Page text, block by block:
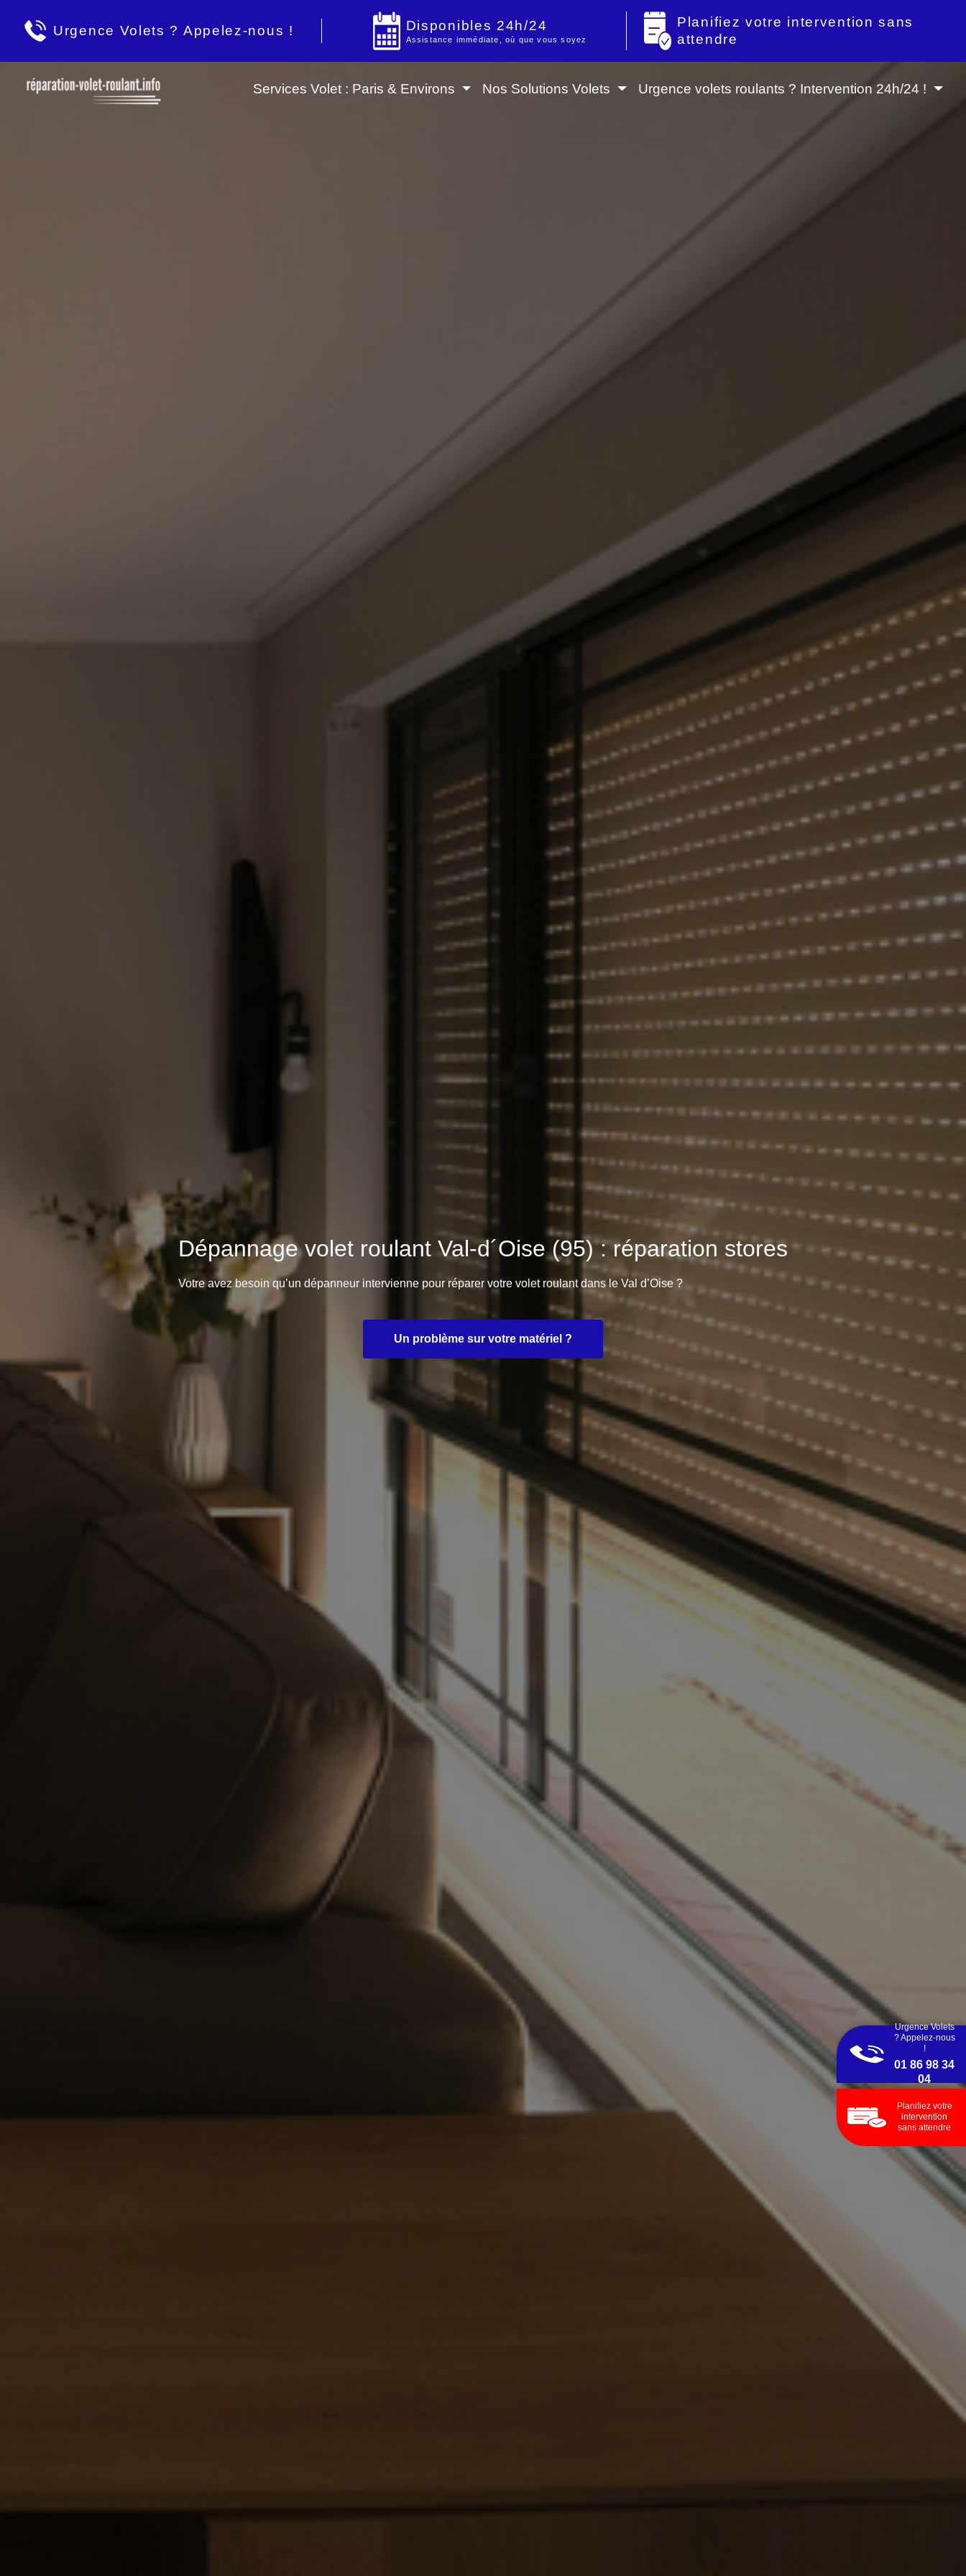
Urgence Volets ? Appelez-nous ! Disponibles 24h/24
Assistance immédiate, où que vous soyez
Planifiez votre intervention sans
attendre
Services Volet : Paris & Environs Nos Solutions Volets Urgence volets roulants ? Intervention 24h/24 !
Dépannage volet roulant Val-d´Oise (95) : réparation stores
Votre avez besoin qu’un dépanneur intervienne pour réparer votre volet roulant dans le Val d’Oise ?
Un problème sur votre matériel ?
Urgence Volets
? Appelez-nous
!
01 86 98 34
04
Planifiez votre
intervention
sans attendre